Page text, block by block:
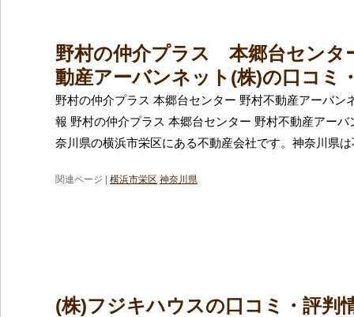
野村の仲介プラス 本郷台セン
動産アーバンネット(株)の口コミ
野村の仲介プラス 本郷台センター 野村不動産アーバン
報 野村の仲介プラス 本郷台センター 野村不動産アーバ
奈川県の横浜市栄区にある不動産会社です。神奈川県
関連ページ | 横浜市栄区 神奈川県
(株)フジキハウスの口コミ・評判